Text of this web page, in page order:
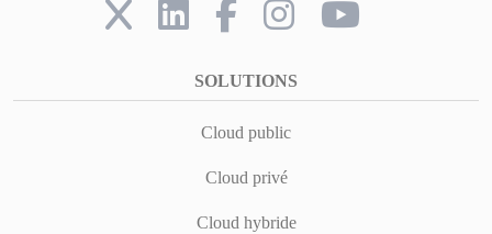
SOLUTIONS
Cloud public
Cloud privé
Cloud hybride